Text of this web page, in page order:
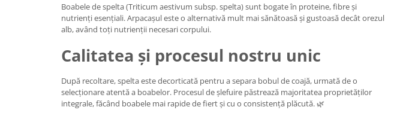
Boabele de spelta (Triticum aestivum subsp. spelta) sunt bogate în proteine, fibre și
nutrienți esențiali. Arpacașul este o alternativă mult mai sănătoasă și gustoasă decât orezul
alb, având toți nutrienții necesari corpului.
Calitatea și procesul nostru unic
După recoltare, spelta este decorticată pentru a separa bobul de coajă, urmată de o
selecționare atentă a boabelor. Procesul de șlefuire păstrează majoritatea proprietăților
integrale, făcând boabele mai rapide de fiert și cu o consistență plăcută. 🌿